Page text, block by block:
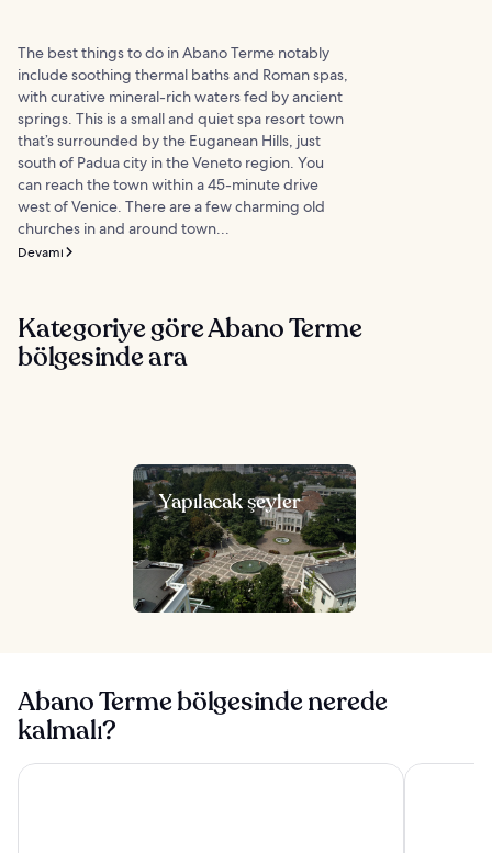
The best things to do in Abano Terme notably
include soothing thermal baths and Roman spas,
with curative mineral-rich waters fed by ancient
springs. This is a small and quiet spa resort town
that’s surrounded by the Euganean Hills, just
south of Padua city in the Veneto region. You
can reach the town within a 45-minute drive
west of Venice. There are a few charming old
churches in and around town...
Devamı
Kategoriye göre Abano Terme
bölgesinde ara
Yapılacak şeyler
Abano Terme bölgesinde nerede
kalmalı?
Hotel Casa del Pellegrino Savhotel